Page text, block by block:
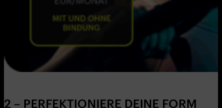
2 – PERFEKTIONIERE DEINE FORM